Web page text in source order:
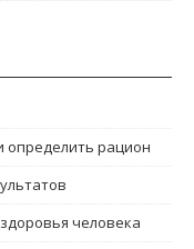
определить рацион
человека